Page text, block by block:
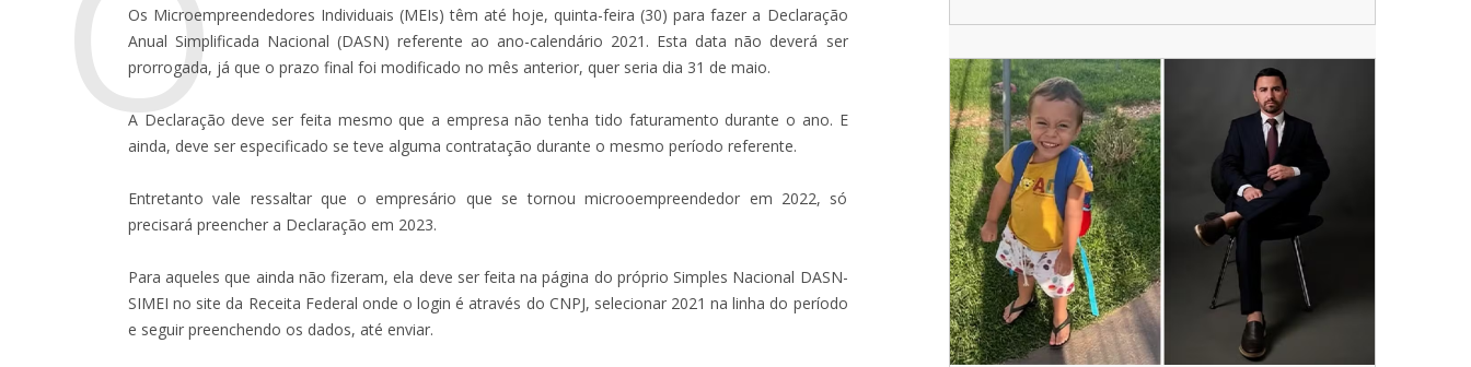
Os Microempreendedores Individuais (MEIs) têm até hoje, quinta-feira (30) para fazer a Declaração
Anual Simplificada Nacional (DASN) referente ao ano-calendário 2021. Esta data não deverá ser
prorrogada, já que o prazo final foi modificado no mês anterior, quer seria dia 31 de maio.
A Declaração deve ser feita mesmo que a empresa não tenha tido faturamento durante o ano. E
ainda, deve ser especificado se teve alguma contratação durante o mesmo período referente.
Entretanto vale ressaltar que o empresário que se tornou microoempreendedor em 2022, só
precisará preencher a Declaração em 2023.
Para aqueles que ainda não fizeram, ela deve ser feita na página do próprio Simples Nacional DASN-
SIMEI no site da Receita Federal onde o login é através do CNPJ, selecionar 2021 na linha do período
e seguir preenchendo os dados, até enviar.